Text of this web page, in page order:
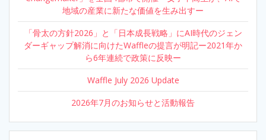
地域の産業に新たな価値を生み出すー
「骨太の方針2026」と「日本成長戦略」にAI時代のジェン
ダーギャップ解消に向けたWaffleの提言が明記ー2021年か
ら6年連続で政策に反映ー
Waffle July 2026 Update
2026年7月のお知らせと活動報告